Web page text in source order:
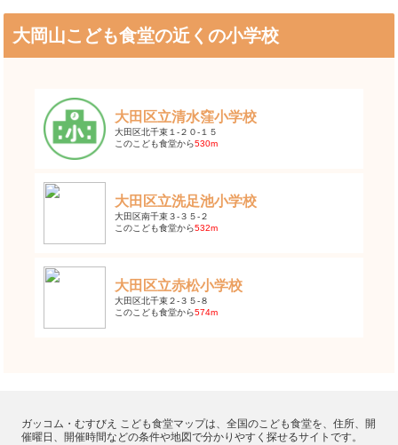
大岡山こども食堂の近くの小学校
大田区立清水窪小学校
大田区北千束１-２０-１５
このこども食堂から530m
大田区立洗足池小学校
大田区南千束３-３５-２
このこども食堂から532m
大田区立赤松小学校
大田区北千束２-３５-８
このこども食堂から574m
ガッコム・むすびえ こども食堂マップは、全国のこども食堂を、住所、開
催曜日、開催時間などの条件や地図で分かりやすく探せるサイトです。